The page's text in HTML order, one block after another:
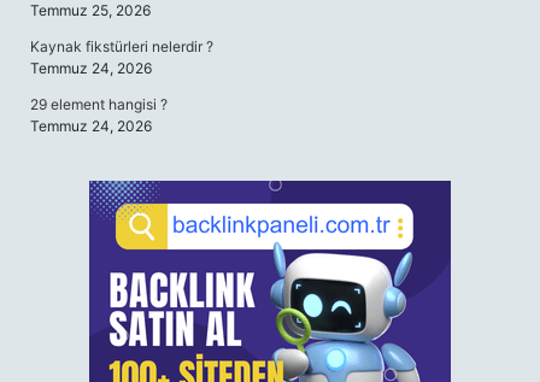
Temmuz 25, 2026
Kaynak fikstürleri nelerdir ?
Temmuz 24, 2026
29 element hangisi ?
Temmuz 24, 2026